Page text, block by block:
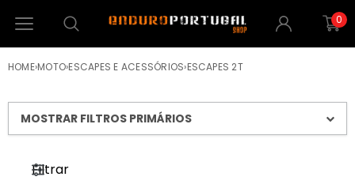
0
HOME›MOTO›ESCAPES E ACESSÓRIOS›ESCAPES 2T
MOSTRAR FILTROS PRIMÁRIOS
Filtrar